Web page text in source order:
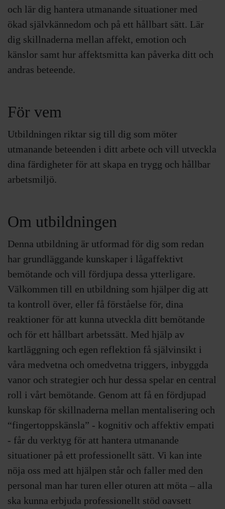
och lär dig hantera utmanande situationer med
ökad självkännedom och på ett hållbart sätt. Lär
dig skillnaderna mellan affekt, emotion och
känslor samt hur affektsmitta kan påverka ditt och
andras beteende.
För vem
Utbildningen riktar sig till dig som möter
utmanande beteenden i ditt arbete och vill utveckla
dina färdigheter för att skapa en trygg och hållbar
arbetsmiljö.
Om utbildningen
Denna utbildning är utformad för dig som redan
har grundläggande kunskaper i lågaffektivt
bemötande och vill fördjupa dessa ytterligare.
Välkommen till en utbildning som hjälper dig att
ta kontroll över, eller få förståelse för, dina
reaktioner för att kunna utveckla ditt bemötande
och för ett hållbart arbetssätt. Med hjälp av
kartläggning och egen reflektion få självinsikt i
våra medvetna och omedvetna triggers, inbyggda
vanor och strategier och hur dessa spelar en central
roll i vårt bemötande. Genom att få en fördjupad
kunskap för skillnaderna mellan mentalisering och
“fingertoppskänsla” - kognitiv och affektiv empati
- får du verktyg för att hantera utmanande
situationer på ett professionellt sätt. Vi kan inte
nöja oss med att hjälpen står och faller med den
personal man har turen eller oturen att möta – alla
ska kunna erbjuda professionellt stöd oavsett